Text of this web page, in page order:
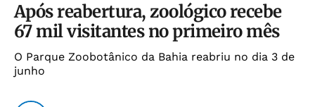
Após reabertura, zoológico recebe
67 mil visitantes no primeiro mês
O Parque Zoobotânico da Bahia reabriu no dia 3 de
junho